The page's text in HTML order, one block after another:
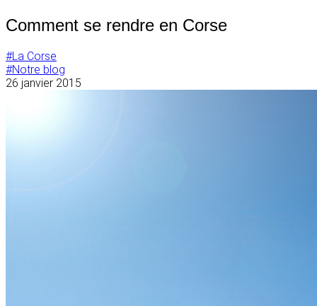
Comment se rendre en Corse
#La Corse
#Notre blog
26 janvier 2015